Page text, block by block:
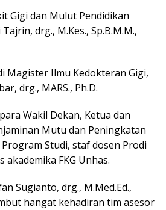
Gigi dan Mulut Pendidikan
drg., M.Kes., Sp.B.M.M.,
Magister Ilmu Kedokteran Gigi,
drg., MARS., Ph.D.
Wakil Dekan, Ketua dan
Mutu dan Peningkatan
Studi, staf dosen Prodi
FKG Unhas.
Sugianto, drg., M.Med.Ed.,
hangat kehadiran tim asesor